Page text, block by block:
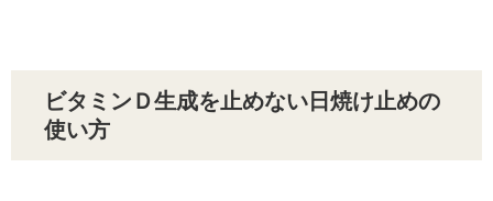
ビタミンＤ生成を止めない日焼け止めの
使い方